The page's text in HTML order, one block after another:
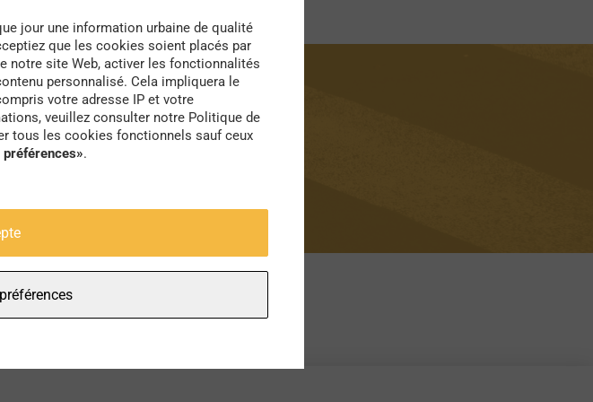
jour une information urbaine de qualité
que les cookies soient placés par
notre site Web, activer les fonctionnalités
personnalisé. Cela impliquera le
votre adresse IP et votre
veuillez consulter notre Politique de
tous les cookies fonctionnels sauf ceux
.